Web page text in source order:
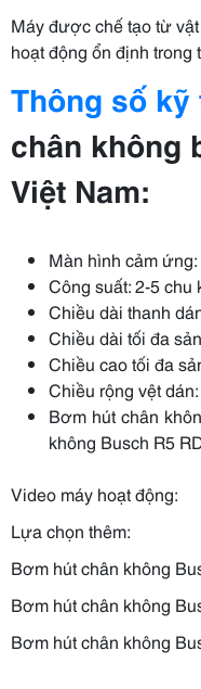
Máy được chế tạo từ
hoạt động ổn định trong
Thông số kỹ
chân không
Việt Nam:
Màn hình cảm
Công suất: 2-5 chu
Chiều dài thanh
Chiều dài tối đa
Chiều cao tối đa
Chiều rộng vệt
Bơm hút chân
không Busch R5
Video máy hoạt động:
Lựa chọn thêm:
Bơm hút chân không
Bơm hút chân không
Bơm hút chân không